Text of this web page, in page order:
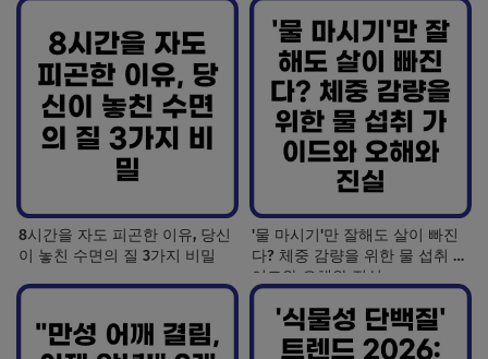
8시간을 자도 피곤한 이유, 당신
이 놓친 수면의 질 3가지 비밀
'물 마시기'만 잘해도 살이 빠진
다? 체중 감량을 위한 물 섭취 가
이드와 오해와 진실